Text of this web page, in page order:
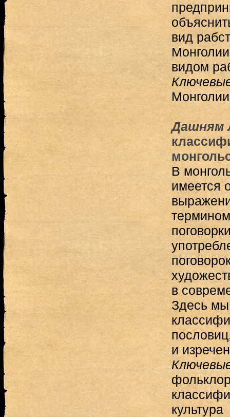
вид
видом
Дашням
В
имеется
в
Здесь
и
культура